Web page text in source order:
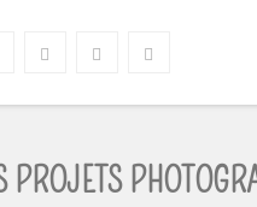
PROJETS